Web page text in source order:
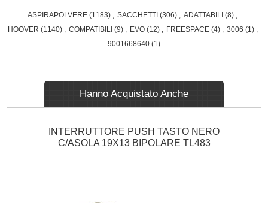
ASPIRAPOLVERE (1183) SACCHETTI (306) ADATTABILI (8)
HOOVER (1140) COMPATIBILI (9) EVO (12) FREESPACE (4) 3006 (1)
9001668640 (1)
Hanno Acquistato Anche
INTERRUTTORE PUSH TASTO NERO
C/ASOLA 19X13 BIPOLARE TL483